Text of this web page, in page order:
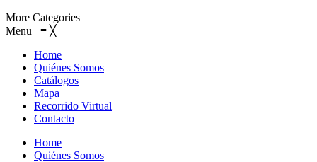
More Categories
Menu ≡ ╳
Home
Quiénes Somos
Catálogos
Mapa
Recorrido Virtual
Contacto
Home
Quiénes Somos